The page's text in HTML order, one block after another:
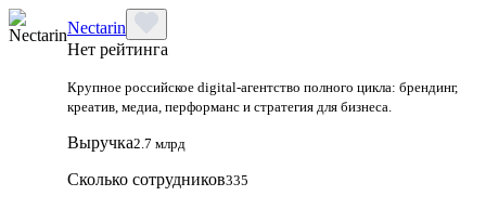
Nectarin
Нет рейтинга
Крупное российское digital‑агентство полного цикла: брендинг,
креатив, медиа, перформанс и стратегия для бизнеса.
Выручка2.7 млрд
Сколько сотрудников335